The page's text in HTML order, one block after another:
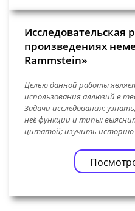
Исследовательская
произведениях
Rammstein»
Целью данной работы
использования аллюзий в
Задачи исследования:
неё функции и типы;
цитатой; изучить историю